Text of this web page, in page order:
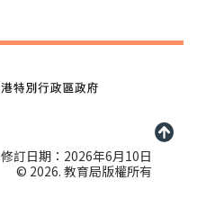
修訂日期：2026年6月10日
© 2026. 教育局版權所有